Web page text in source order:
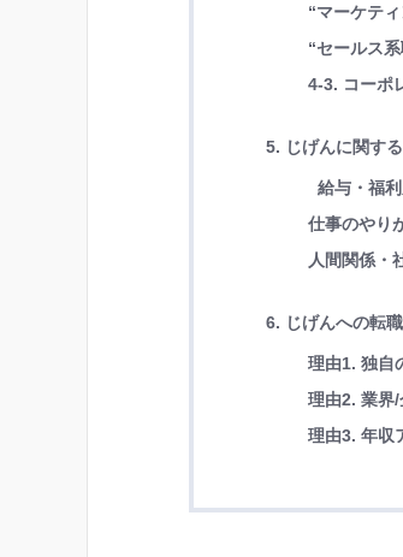
“マーケテ
“セールス
4-3. コーポ
5. じげんに関す
給与・福利
仕事のやり
人間関係・
6. じげんへの転
理由1. 独自
理由2. 業界
理由3. 年収